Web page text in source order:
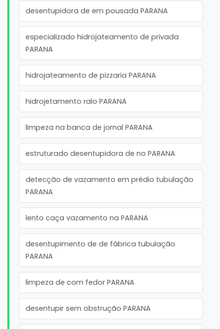
desentupidora de em pousada PARANA
especializado hidrojateamento de privada
PARANA
hidrojateamento de pizzaria PARANA
hidrojetamento ralo PARANA
limpeza na banca de jornal PARANA
estruturado desentupidora de no PARANA
detecção de vazamento em prédio tubulação
PARANA
lento caça vazamento na PARANA
desentupimento de de fábrica tubulação
PARANA
limpeza de com fedor PARANA
desentupir sem obstrução PARANA